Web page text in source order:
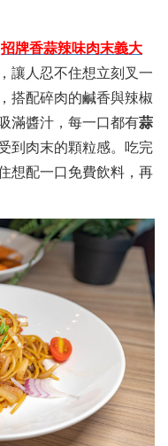
招牌香蒜辣味肉末義大
讓人忍不住想立刻叉一
搭配碎肉的鹹香與辣椒
滿醬汁，每一口都有蒜
到肉末的顆粒感。吃完
想配一口免費飲料，再